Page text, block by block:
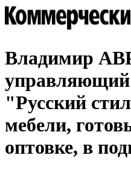
Владимир
управляющий
"Русский
мебели,
оптовке, в